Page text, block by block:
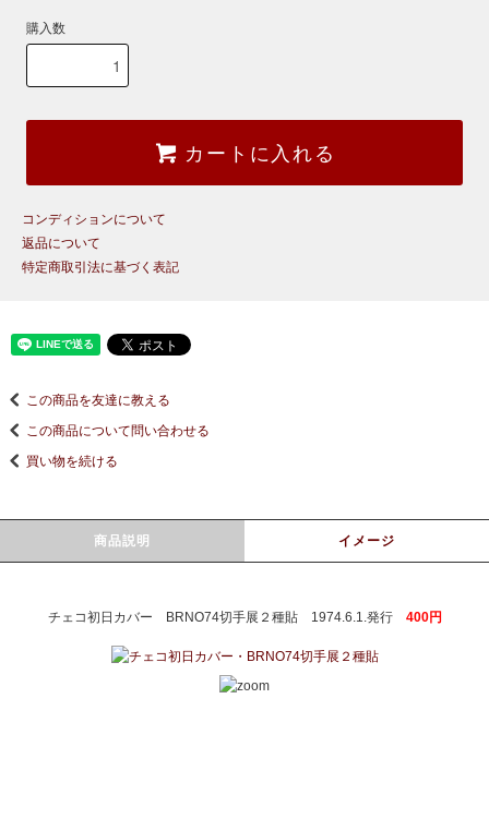
購入数
カートに入れる
コンディションについて
返品について
特定商取引法に基づく表記
この商品を友達に教える
この商品について問い合わせる
買い物を続ける
商品説明 イメージ
チェコ初日カバー BRNO74切手展２種貼 1974.6.1.発行 400円